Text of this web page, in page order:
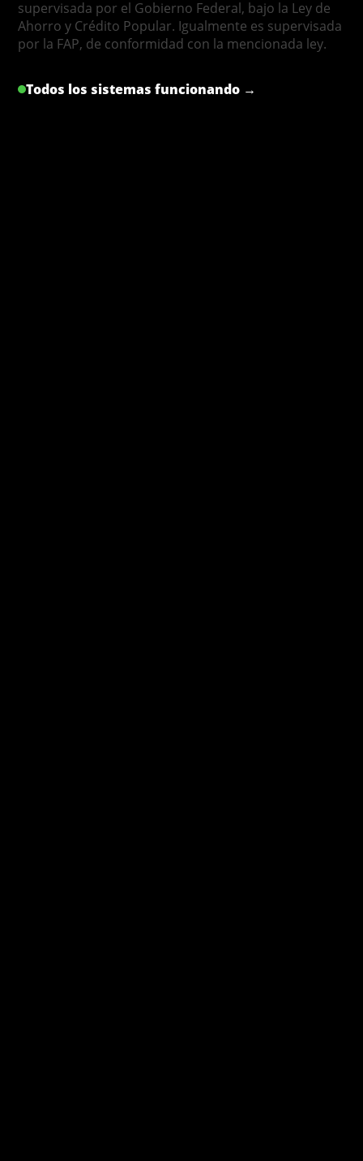
supervisada por el Gobierno Federal, bajo la Ley de
Ahorro y Crédito Popular. Igualmente es supervisada
por la FAP, de conformidad con la mencionada ley.
Todos los sistemas funcionando →